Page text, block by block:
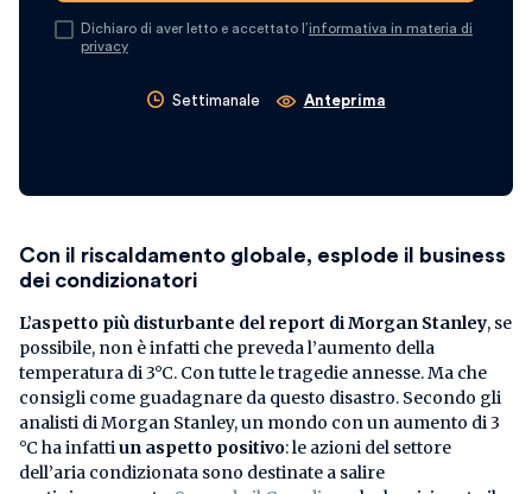
Dichiaro di aver letto e accettato l’informativa in materia di
privacy
Settimanale Anteprima
Con il riscaldamento globale, esplode il business
dei condizionatori
L’aspetto più disturbante del report di Morgan Stanley, se
possibile, non è infatti che preveda l’aumento della
temperatura di 3°C. Con tutte le tragedie annesse. Ma che
consigli come guadagnare da questo disastro. Secondo gli
analisti di Morgan Stanley, un mondo con un aumento di 3
°C ha infattiun aspetto positivo: le azioni del settore
dell’aria condizionata sono destinate a salire